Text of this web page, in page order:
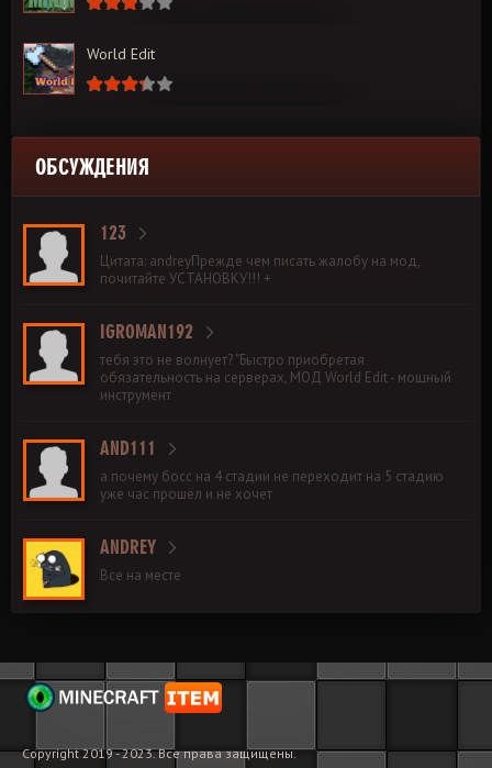
World Edit
ОБСУЖДЕНИЯ
123
Цитата: andreyПрежде чем писать жалобу на мод,
почитайте УСТАНОВКУ!!! +
IGROMAN192
тебя это не волнует? "Быстро приобретая
обязательность на серверах, МОД World Edit - мощный
инструмент
AND111
а почему босс на 4 стадии не переходит на 5 стадию
уже час прошёл и не хочет
ANDREY
Все на месте
Copyright 2019 - 2023. Все права защищены.